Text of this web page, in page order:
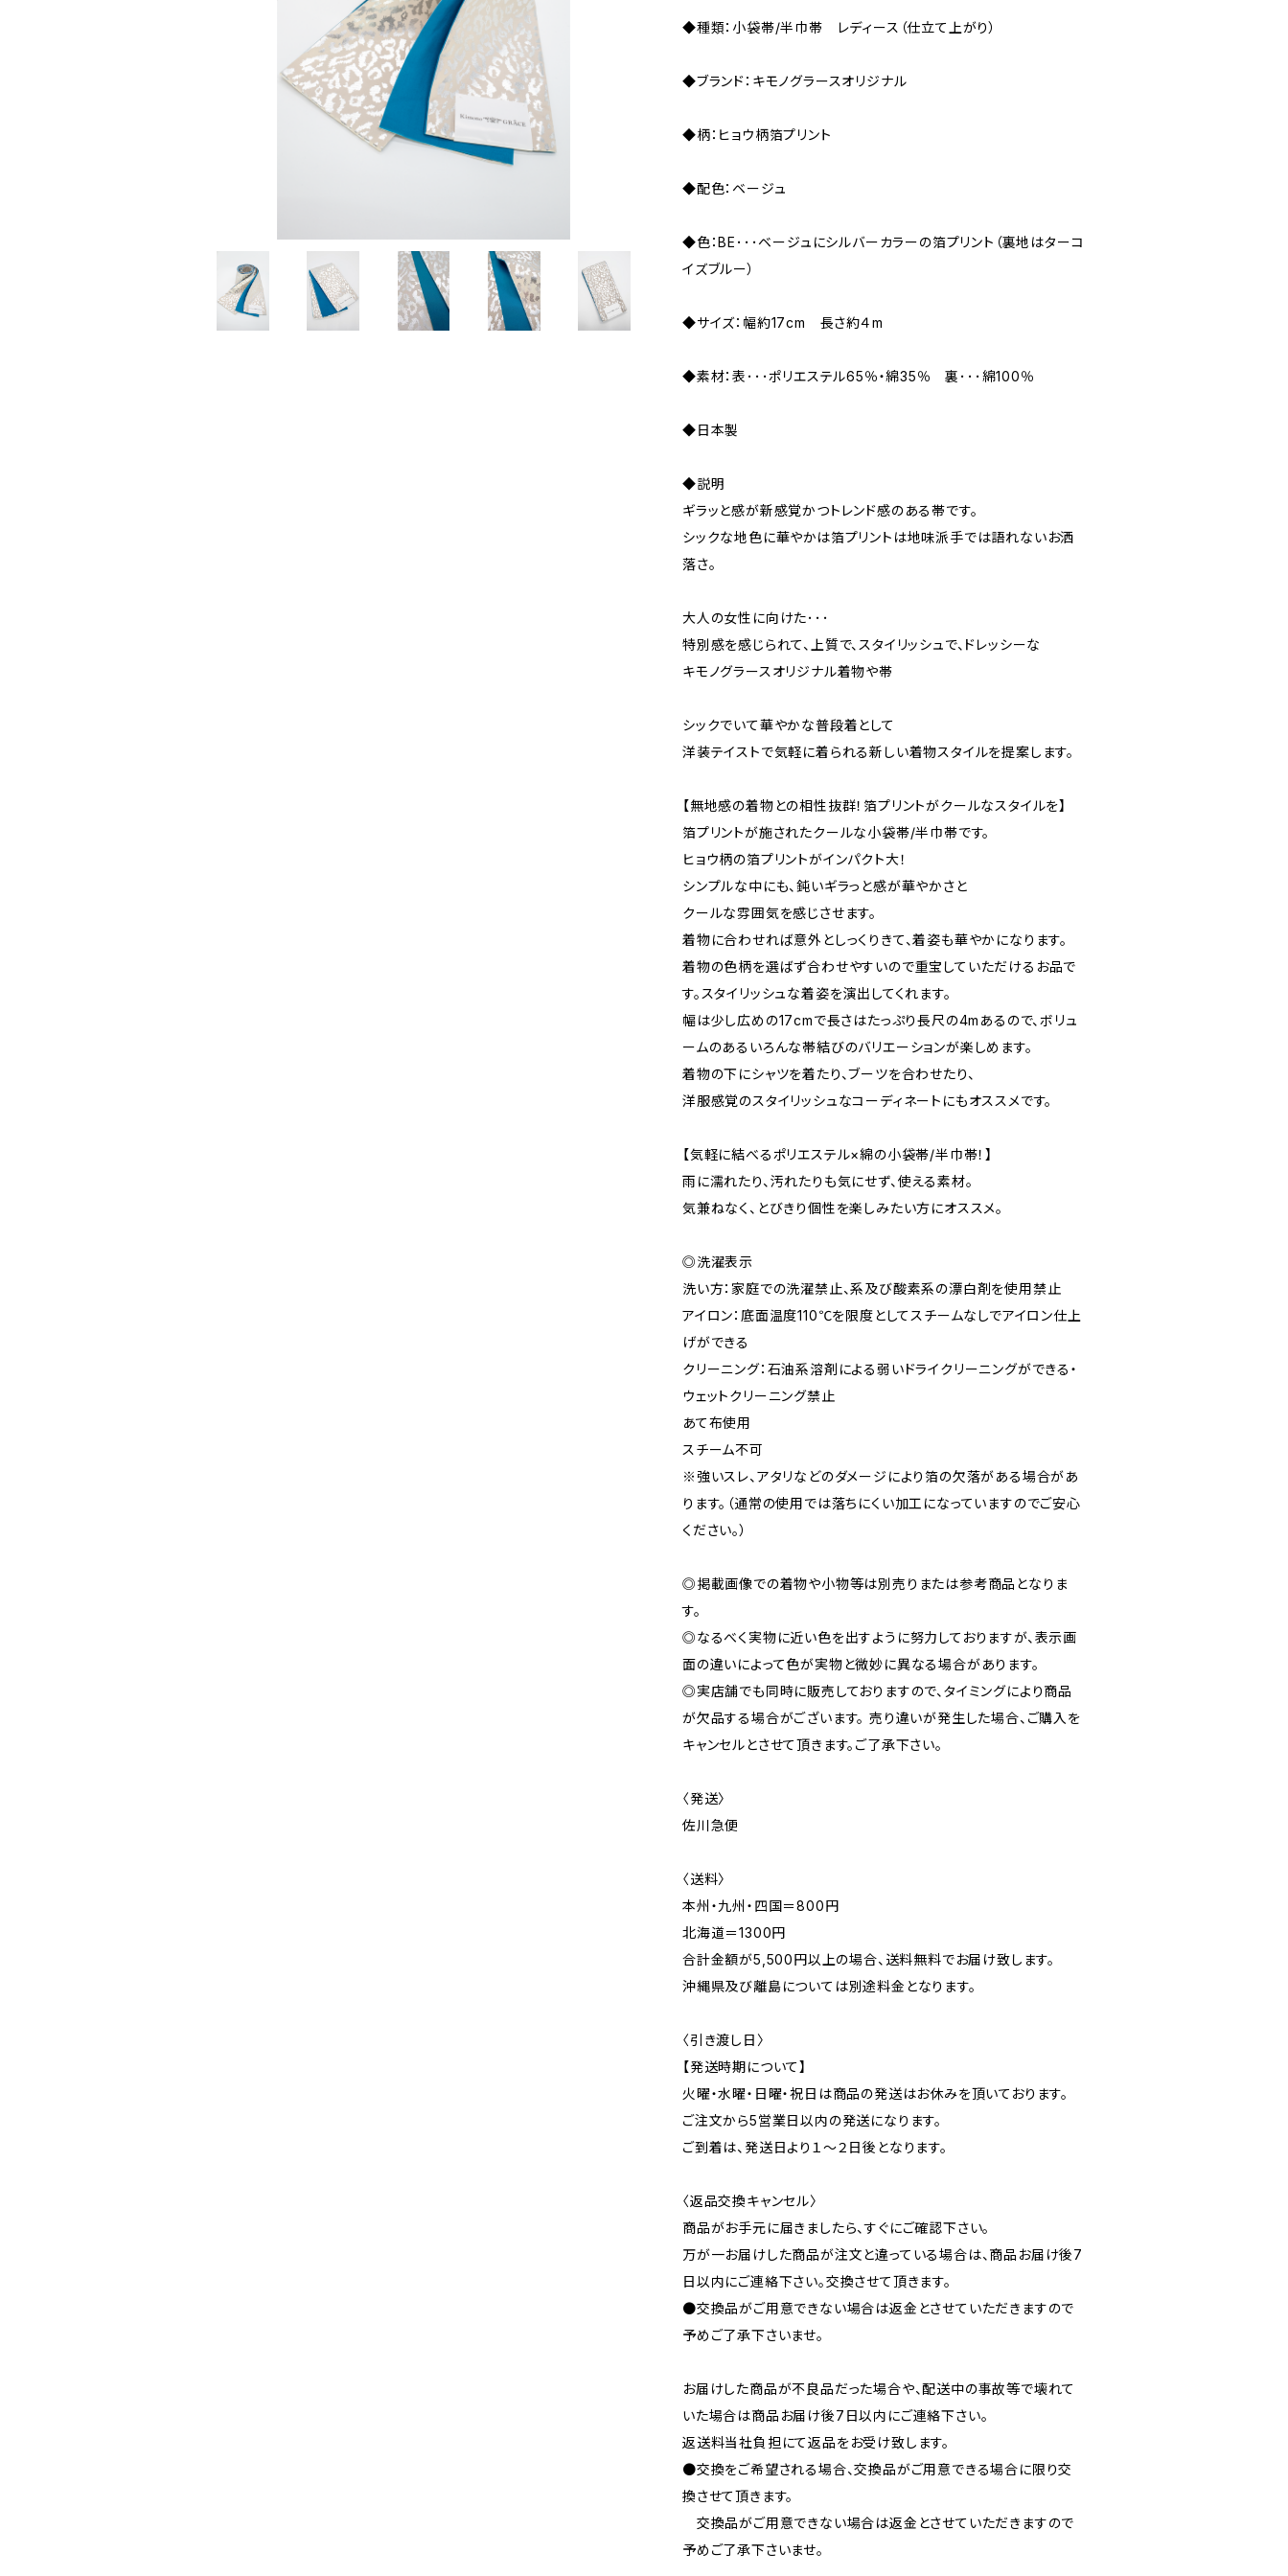
◆種類：小袋帯/半巾帯 レディース（仕立て上がり）
◆ブランド：キモノグラースオリジナル
◆柄：ヒョウ柄箔プリント
◆配色：ベージュ
◆色：BE･･･ベージュにシルバーカラーの箔プリント（裏地はターコ
イズブルー）
◆サイズ：幅約17cm 長さ約４m
◆素材：表･･･ポリエステル65％・綿35％ 裏･･･綿100％
◆日本製
◆説明
ギラッと感が新感覚かつトレンド感のある帯です。
シックな地色に華やかは箔プリントは地味派手では語れないお洒
落さ。
大人の女性に向けた･･･
特別感を感じられて、上質で、スタイリッシュで、ドレッシーな
キモノグラースオリジナル着物や帯
シックでいて華やかな普段着として
洋装テイストで気軽に着られる新しい着物スタイルを提案します。
【無地感の着物との相性抜群！箔プリントがクールなスタイルを】
箔プリントが施されたクールな小袋帯/半巾帯です。
ヒョウ柄の箔プリントがインパクト大！
シンプルな中にも、鈍いギラっと感が華やかさと
クールな雰囲気を感じさせます。
着物に合わせれば意外としっくりきて、着姿も華やかになります。
着物の色柄を選ばず合わせやすいので重宝していただけるお品で
す。スタイリッシュな着姿を演出してくれます。
幅は少し広めの17cmで長さはたっぷり長尺の4mあるので、ボリュ
ームのあるいろんな帯結びのバリエーションが楽しめます。
着物の下にシャツを着たり、ブーツを合わせたり、
洋服感覚のスタイリッシュなコーディネートにもオススメです。
【気軽に結べるポリエステル×綿の小袋帯/半巾帯！】
雨に濡れたり、汚れたりも気にせず、使える素材。
気兼ねなく、とびきり個性を楽しみたい方にオススメ。
◎洗濯表示
洗い方：家庭での洗濯禁止、系及び酸素系の漂白剤を使用禁止
アイロン：底面温度110℃を限度としてスチームなしでアイロン仕上
げができる
クリーニング：石油系溶剤による弱いドライクリーニングができる・
ウェットクリーニング禁止
あて布使用
スチーム不可
※強いスレ、アタリなどのダメージにより箔の欠落がある場合があ
ります。（通常の使用では落ちにくい加工になっていますのでご安心
ください。）
◎掲載画像での着物や小物等は別売りまたは参考商品となりま
す。
◎なるべく実物に近い色を出すように努力しておりますが、表示画
面の違いによって色が実物と微妙に異なる場合があります。
◎実店舗でも同時に販売しておりますので、タイミングにより商品
が欠品する場合がございます。 売り違いが発生した場合、ご購入を
キャンセルとさせて頂きます。ご了承下さい。
〈発送〉
佐川急便
〈送料〉
本州・九州・四国＝800円
北海道＝1300円
合計金額が5,500円以上の場合、送料無料でお届け致します。
沖縄県及び離島については別途料金となります。
〈引き渡し日〉
【発送時期について】
火曜・水曜・日曜・祝日は商品の発送はお休みを頂いております。
ご注文から5営業日以内の発送になります。
ご到着は、発送日より１～２日後となります。
〈返品交換キャンセル〉
商品がお手元に届きましたら、すぐにご確認下さい。
万が一お届けした商品が注文と違っている場合は、商品お届け後7
日以内にご連絡下さい。交換させて頂きます。
●交換品がご用意できない場合は返金とさせていただきますので
予めご了承下さいませ。
お届けした商品が不良品だった場合や、配送中の事故等で壊れて
いた場合は商品お届け後7日以内にご連絡下さい。
返送料当社負担にて返品をお受け致します。
●交換をご希望される場合、交換品がご用意できる場合に限り交
換させて頂きます。
交換品がご用意できない場合は返金とさせていただきますので
予めご了承下さいませ。